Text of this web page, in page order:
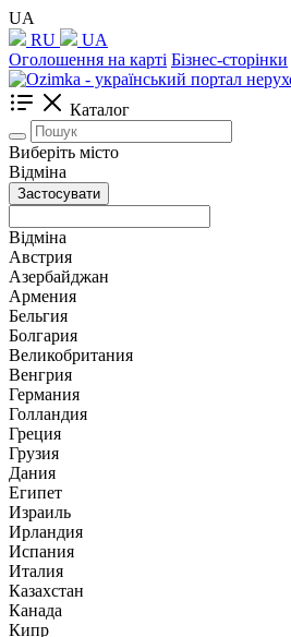
UA
RU
UA
Оголошення на карті Бізнес-сторінки
Каталог
Виберіть місто
Відміна
Застосувати
Відміна
Австрия
Азербайджан
Армения
Бельгия
Болгария
Великобритания
Венгрия
Германия
Голландия
Греция
Грузия
Дания
Египет
Израиль
Ирландия
Испания
Италия
Казахстан
Канада
Кипр